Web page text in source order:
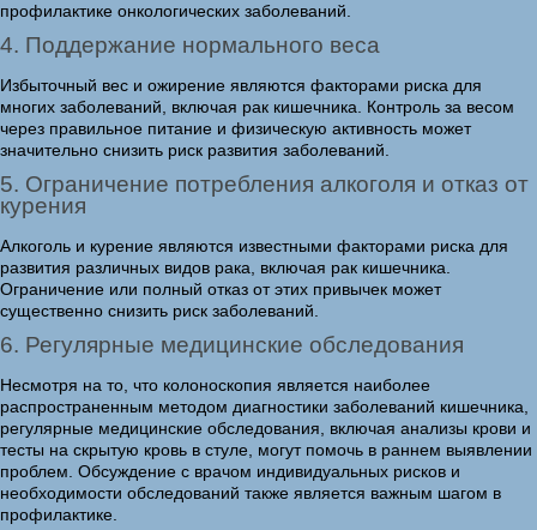
профилактике онкологических заболеваний.
4. Поддержание нормального веса
Избыточный вес и ожирение являются факторами риска для
многих заболеваний, включая рак кишечника. Контроль за весом
через правильное питание и физическую активность может
значительно снизить риск развития заболеваний.
5. Ограничение потребления алкоголя и отказ от
курения
Алкоголь и курение являются известными факторами риска для
развития различных видов рака, включая рак кишечника.
Ограничение или полный отказ от этих привычек может
существенно снизить риск заболеваний.
6. Регулярные медицинские обследования
Несмотря на то, что колоноскопия является наиболее
распространенным методом диагностики заболеваний кишечника,
регулярные медицинские обследования, включая анализы крови и
тесты на скрытую кровь в стуле, могут помочь в раннем выявлении
проблем. Обсуждение с врачом индивидуальных рисков и
необходимости обследований также является важным шагом в
профилактике.